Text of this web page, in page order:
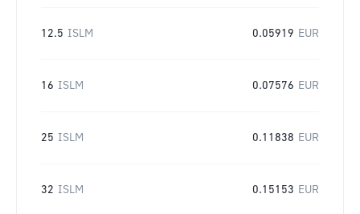
12.5 ISLM 0.05919 EUR
16 ISLM 0.07576 EUR
25 ISLM 0.11838 EUR
32 ISLM 0.15153 EUR